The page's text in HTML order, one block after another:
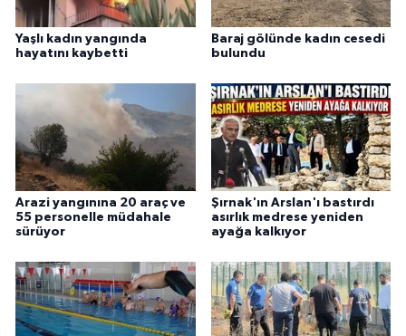
Yaşlı kadın yangında
hayatını kaybetti
Baraj gölünde kadın cesedi
bulundu
Arazi yangınına 20 araç ve
55 personelle müdahale
sürüyor
Şırnak'ın Arslan'ı bastırdı
asırlık medrese yeniden
ayağa kalkıyor